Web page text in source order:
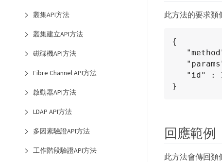
叢集API方法
叢集建立API方法
磁碟機API方法
Fibre Channel API方法
啟動器API方法
LDAP API方法
多因素驗證API方法
工作階段驗證API方法
此方法的要求類
{
}
回應範例
此方法會傳回類